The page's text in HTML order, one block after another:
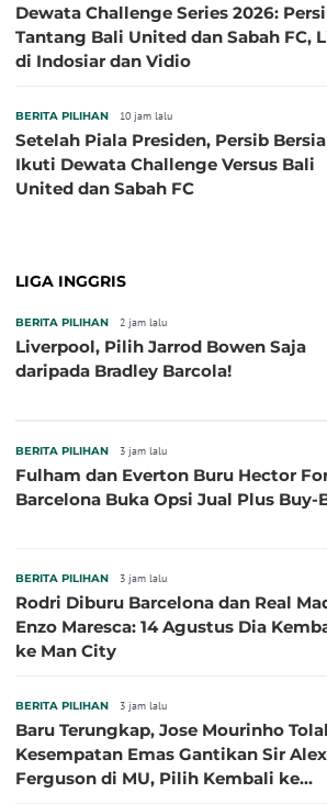
Dewata Challenge Series 2026:
Tantang Bali United dan Sabah FC,
di Indosiar dan Vidio
BERITA PILIHAN 10 jam lalu
Setelah Piala Presiden, Persib
Ikuti Dewata Challenge Versus Bali
United dan Sabah FC
LIGA INGGRIS
BERITA PILIHAN 2 jam lalu
Liverpool, Pilih Jarrod Bowen Saja
daripada Bradley Barcola!
BERITA PILIHAN 3 jam lalu
Fulham dan Everton Buru Hector
Barcelona Buka Opsi Jual Plus Buy-
BERITA PILIHAN 3 jam lalu
Rodri Diburu Barcelona dan Real
Enzo Maresca: 14 Agustus Dia
ke Man City
BERITA PILIHAN 3 jam lalu
Baru Terungkap, Jose Mourinho
Kesempatan Emas Gantikan Sir Alex
Ferguson di MU, Pilih Kembali ke